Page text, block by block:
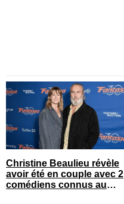
Christine Beaulieu révèle
avoir été en couple avec 2
comédiens connus au